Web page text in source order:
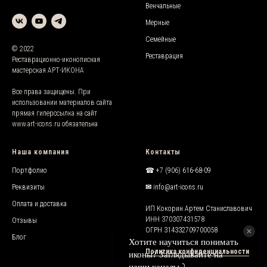
© 2022
Реставрационно-иконописная
мастерская АРТ-ИКОНА
Все права защищены. При
использовании материалов сайта
прямая гиперссылка на сайт
www.art-icons.ru обязательна
Венчальные
Мерные
Семейные
Реставрация
Наша компания
Портфолио
Реквизиты
Оплата и доставка
Отзывы
Блог
Контакты
☎︎ +7 (906) 616-68-09
✉︎ info@art-icons.ru
ИП Кокорин Артем Станиславович
ИНН 370307431578
ОГРН 314332709700058
Политика конфиденциальности